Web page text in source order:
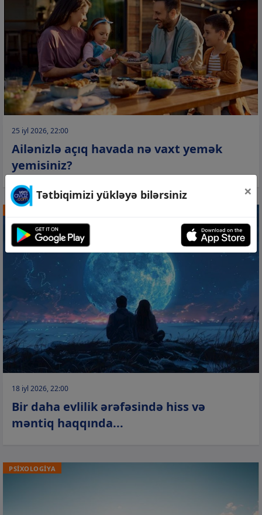
25 iyl 2026, 22:00
Ailənizlə açıq havada nə vaxt yemək
yemisiniz?
18 iyl 2026, 22:00
Bir daha evlilik ərəfəsində hiss və
məntiq haqqında...
PSİXOLOGİYA
Tətbiqimizi yükləyə bilərsiniz ×